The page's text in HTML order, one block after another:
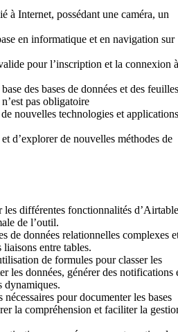
à Internet, possédant une caméra, un
en informatique et en navigation sur
pour l’inscription et la connexion à
des bases de données et des feuilles
pas obligatoire
nouvelles technologies et applications
d’explorer de nouvelles méthodes de
les différentes fonctionnalités d’Airtable
de l’outil.
de données relationnelles complexes
entre tables.
de formules pour classer les
les données, générer des notifications
dynamiques.
pour documenter les bases
la compréhension et faciliter la